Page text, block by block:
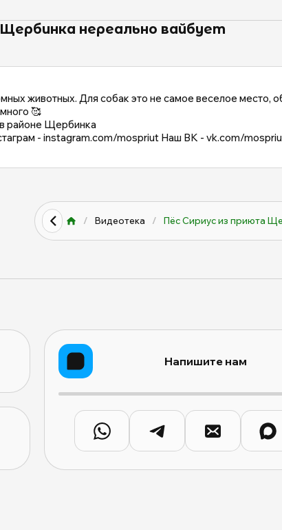
нереально вайбует
животных. Для собак это не самое веселое место,
🥰
районе Щербинка
- instagram.com/mospriut Наш ВК - vk.com/
/ Видеотека / Пёс Сириус из приюта
Напишите нам